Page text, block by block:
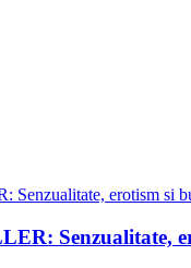
Senzualitate,